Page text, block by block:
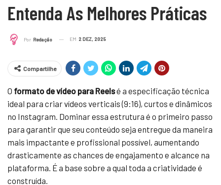
Entenda As Melhores Práticas
Por Redação EM 2 DEZ, 2025
Compartilhe
O formato de vídeo para Reelsé a especificação técnica
ideal para criar vídeos verticais (9:16), curtos e dinâmicos
no Instagram. Dominar essa estrutura é o primeiro passo
para garantir que seu conteúdo seja entregue da maneira
mais impactante e profissional possível, aumentando
drasticamente as chances de engajamento e alcance na
plataforma. É a base sobre a qual toda a criatividade é
construída.